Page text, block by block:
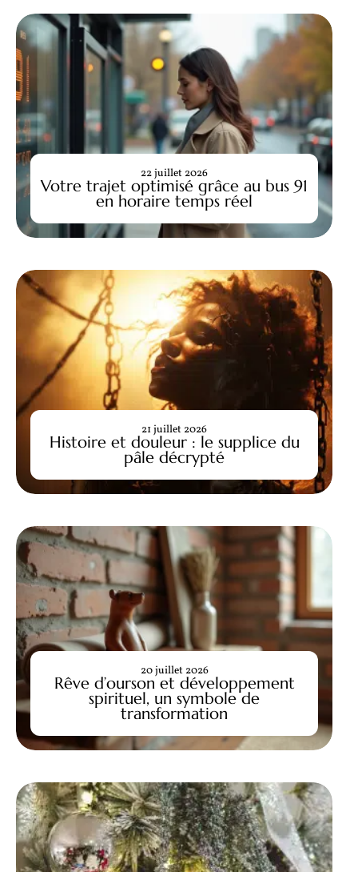
Votre trajet optimisé grâce au bus 91
en horaire temps réel
22 juillet 2026
Histoire et douleur : le supplice du
pâle décrypté
21 juillet 2026
Rêve d’ourson et développement
spirituel, un symbole de
transformation
20 juillet 2026